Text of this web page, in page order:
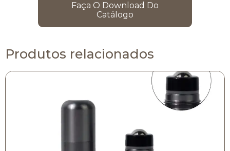
Faça O Download Do
Catálogo
Produtos relacionados